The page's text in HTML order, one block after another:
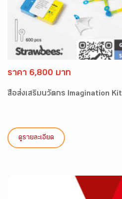
ราคา 6,800 บาท
สื่อส่งเสริมนวัตกร Imagination Kit
ดูรายละเอียด